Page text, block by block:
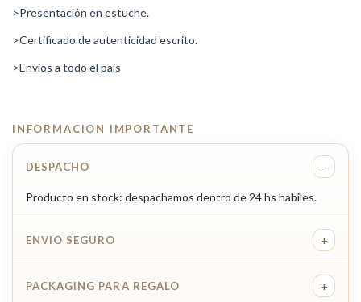
>Presentación en estuche.
>Certificado de autenticidad escrito.
>Envíos a todo el país
INFORMACION IMPORTANTE
DESPACHO −
Producto en stock: despachamos dentro de 24 hs habiles.
ENVIO SEGURO +
PACKAGING PARA REGALO +